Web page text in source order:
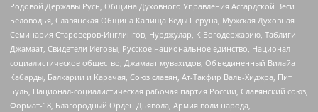
Родовой Державы Русь, Община Духовного Управления Асгардской Веси
Беловодья, Славянская Община Капища Веды Перуна, Мужская Духовная
Семинария Староверов-Инглингов, Нурджулар, К Богодержавию, Таблиги
Джамаат, Свидетели Иеговы, Русское национальное единство, Национал-
социалистическое общество, Джамаат мувахидов, Объединенный Вилайат
Кабарды, Балкарии и Карачая, Союз славян, Ат-Такфир Валь-Хиджра, Пит
Буль, Национал-социалистическая рабочая партия России, Славянский союз,
Формат-18, Благородный Орден Дьявола, Армия воли народа,